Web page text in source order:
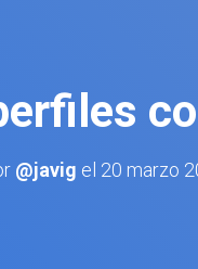
@javig el 20 marzo